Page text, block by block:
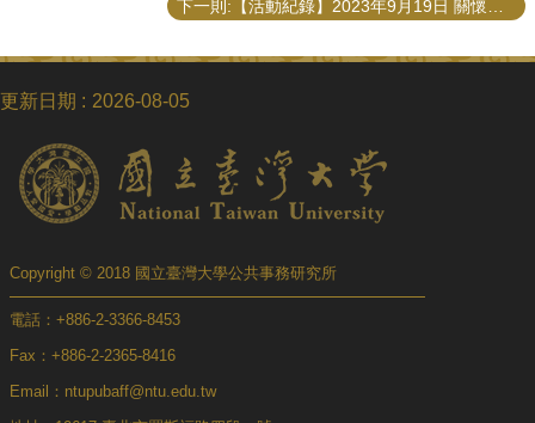
更新日期 2026-08-05
Copyright © 2018 國立臺灣大學公共事務研究所
電話：+886-2-3366-8453
Fax：+886-2-2365-8416
Email：ntupubaff@ntu.edu.tw